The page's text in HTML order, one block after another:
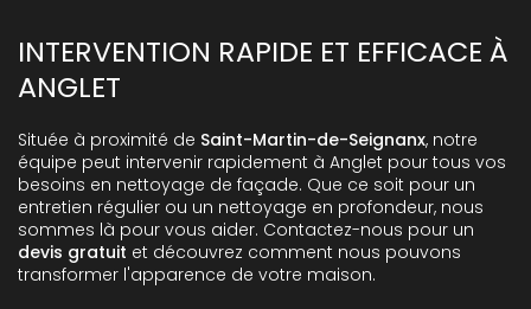
INTERVENTION RAPIDE ET EFFICACE À
ANGLET
Située à proximité de Saint-Martin-de-Seignanx, notre
équipe peut intervenir rapidement à Anglet pour tous vos
besoins en nettoyage de façade. Que ce soit pour un
entretien régulier ou un nettoyage en profondeur, nous
sommes là pour vous aider. Contactez-nous pour un
devis gratuit et découvrez comment nous pouvons
transformer l'apparence de votre maison.